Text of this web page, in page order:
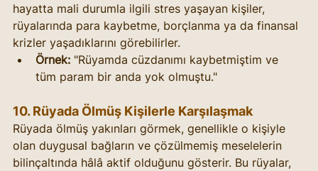
hayatta mali durumla ilgili stres yaşayan kişiler,
rüyalarında para kaybetme, borçlanma ya da finansal
krizler yaşadıklarını görebilirler.
Örnek: "Rüyamda cüzdanımı kaybetmiştim ve
tüm param bir anda yok olmuştu."
10. Rüyada Ölmüş Kişilerle Karşılaşmak
Rüyada ölmüş yakınları görmek, genellikle o kişiyle
olan duygusal bağların ve çözülmemiş meselelerin
bilinçaltında hâlâ aktif olduğunu gösterir. Bu rüyalar,